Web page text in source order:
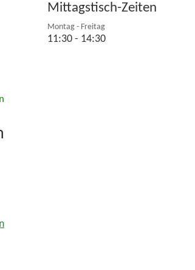
Mittagstisch-Zeiten
Montag - Freitag
11:30 - 14:30